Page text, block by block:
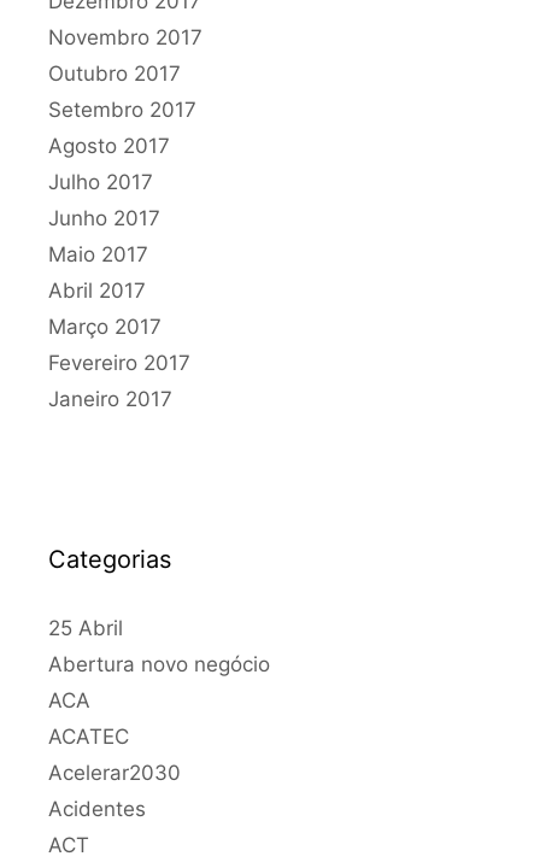
Novembro 2017
Outubro 2017
Setembro 2017
Agosto 2017
Julho 2017
Junho 2017
Maio 2017
Abril 2017
Março 2017
Fevereiro 2017
Janeiro 2017
Categorias
25 Abril
Abertura novo negócio
ACA
ACATEC
Acelerar2030
Acidentes
ACT